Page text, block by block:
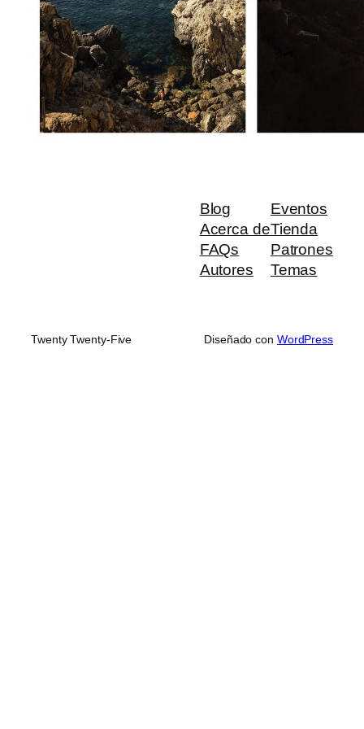
Blog
Acerca de
FAQs
Autores
Eventos
Tienda
Patrones
Temas
Twenty Twenty-Five Diseñado con WordPress